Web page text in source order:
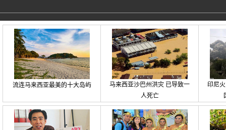
流连马来西亚最美的十大岛屿
马来西亚沙巴州洪灾 已导致一
人死亡
印尼